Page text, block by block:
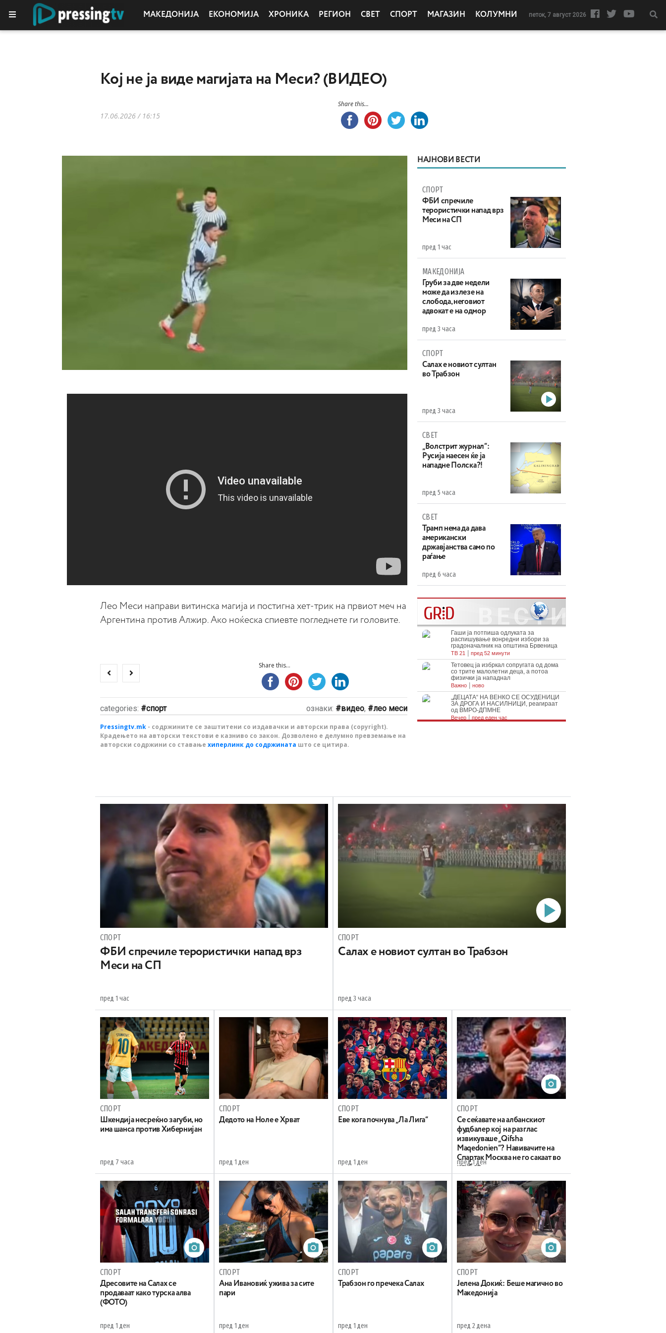
МАКЕДОНИЈА ЕКОНОМИЈА ХРОНИКА РЕГИОН СВЕТ СПОРТ МАГАЗИН КОЛУМНИ петок, 7 август 2026
Кој не ја виде магијата на Меси? (ВИДЕО)
17.06.2026 / 16:15
Share this...
Лео Меси направи витинска магија и постигна хет-трик на првиот меч на
Аргентина против Алжир. Ако ноќеска спиевте погледнете ги головите.
Share this...
categories: спорт ознаки: видео, лео меси
Pressingtv.mk - содржините се заштитени со издавачки и авторски права (copyright).
Крадењето на авторски текстови е казниво со закон. Дозволено е делумно превземање на
авторски содржини со ставање хиперлинк до содржината што се цитира.
НАЈНОВИ ВЕСТИ
СПОРТ
ФБИ спречиле
терористички напад врз
Меси на СП
пред 1 час
МАКЕДОНИЈА
Груби за две недели
може да излезе на
слобода, неговиот
адвокат е на одмор
пред 3 часа
СПОРТ
Салах е новиот султан
во Трабзон
пред 3 часа
СВЕТ
„Волстрит журнал“:
Русија наесен ќе ја
нападне Полска?!
пред 5 часа
СВЕТ
Трамп нема да дава
американски
државјанства само по
раѓање
пред 6 часа
СПОРТ
ФБИ спречиле терористички напад врз
Меси на СП
пред 1 час
СПОРТ
Салах е новиот султан во Трабзон
пред 3 часа
СПОРТ
Шкендија несреќно загуби, но
има шанса против Хибернијан
пред 7 часа
СПОРТ
Дедото на Ноле е Хрват
пред 1 ден
СПОРТ
Еве кога почнува „Ла Лига“
пред 1 ден
СПОРТ
Се сеќавате на албанскиот
фудбалер кој на разглас
извикуваше „Qifsha
Maqedonien“? Навивачите на
Спартак Москва не го сакаат во
клубот
пред 1 ден
СПОРТ
Дресовите на Салах се
продаваат како турска алва
(ФОТО)
пред 1 ден
СПОРТ
Ана Ивановиќ ужива за сите
пари
пред 1 ден
СПОРТ
Трабзон го пречека Салах
пред 1 ден
СПОРТ
Јелена Докиќ: Беше магично во
Македонија
пред 2 дена